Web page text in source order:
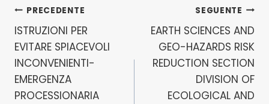
Navigazione
articoli
PRECEDENTE
ISTRUZIONI PER
EVITARE SPIACEVOLI
INCONVENIENTI-
EMERGENZA
PROCESSIONARIA
SEGUENTE
EARTH SCIENCES AND
GEO-HAZARDS RISK
REDUCTION SECTION
DIVISION OF
ECOLOGICAL AND